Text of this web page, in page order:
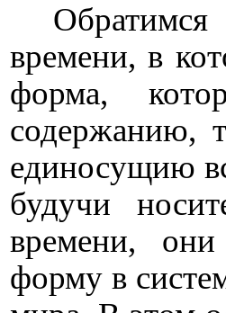
времени, в
форма,
содержанию,
единосущию
будучи
времени,
форму в